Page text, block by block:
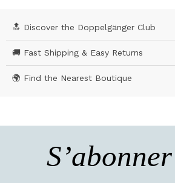
🔝 Discover the Doppelgänger Club
🚚 Fast Shipping & Easy Returns
🌍 Find the Nearest Boutique